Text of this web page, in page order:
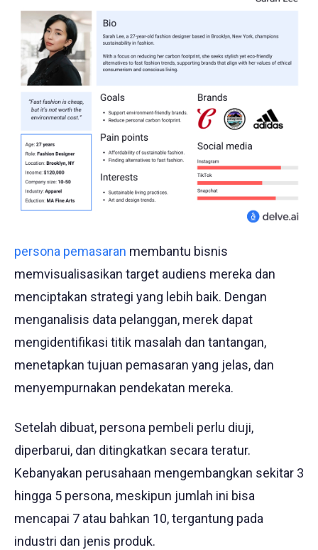
persona pemasaran membantu bisnis
memvisualisasikan target audiens mereka dan
menciptakan strategi yang lebih baik. Dengan
menganalisis data pelanggan, merek dapat
mengidentifikasi titik masalah dan tantangan,
menetapkan tujuan pemasaran yang jelas, dan
menyempurnakan pendekatan mereka.
Setelah dibuat, persona pembeli perlu diuji,
diperbarui, dan ditingkatkan secara teratur.
Kebanyakan perusahaan mengembangkan sekitar 3
hingga 5 persona, meskipun jumlah ini bisa
mencapai 7 atau bahkan 10, tergantung pada
industri dan jenis produk.